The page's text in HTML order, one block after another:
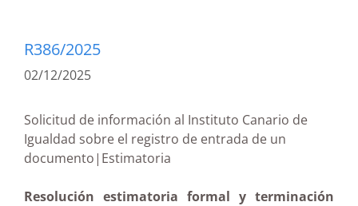
R386/2025
02/12/2025
Solicitud de información al Instituto Canario de
Igualdad sobre el registro de entrada de un
documento|Estimatoria
Resolución estimatoria formal y terminación